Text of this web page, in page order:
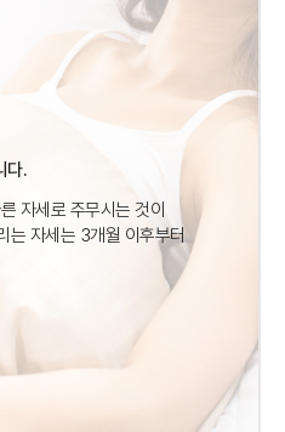
다.
자세로 주무시는 것이
는 자세는 3개월 이후부터